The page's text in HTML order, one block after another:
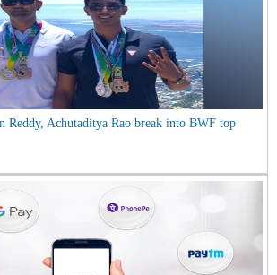
Reddy, Achutaditya Rao break into BWF top